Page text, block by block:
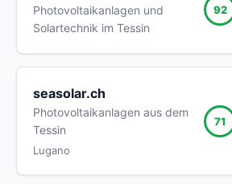
Photovoltaikanlagen und
Solartechnik im Tessin
92
seasolar.ch
Photovoltaikanlagen aus dem
Tessin
Lugano
71